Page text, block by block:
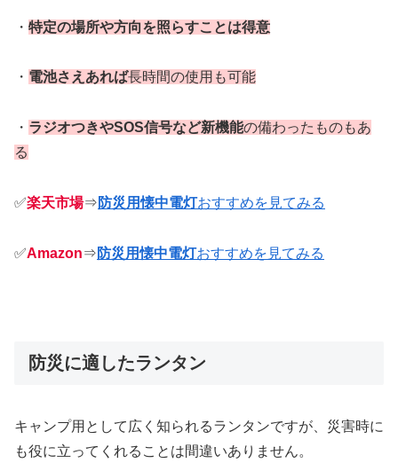
・ 特定の場所や方向を照らすことは得意
・ 電池さえあれば長時間の使用も可能
・ ラジオつきやSOS信号など新機能の備わったものもあ
る
✅楽天市場⇒ 防災用懐中電灯おすすめを見てみる
✅Amazon⇒ 防災用懐中電灯おすすめを見てみる
防災に適したランタン
キャンプ用として広く知られるランタンですが、災害時に
も役に立ってくれることは間違いありません。